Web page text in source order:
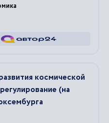
космической
(на